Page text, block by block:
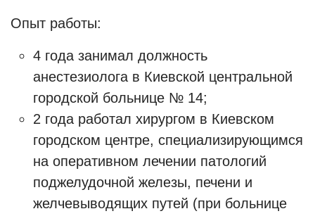
Опыт работы:
4 года занимал должность
анестезиолога в Киевской центральной
городской больнице № 14;
2 года работал хирургом в Киевском
городском центре, специализирующимся
на оперативном лечении патологий
поджелудочной железы, печени и
желчевыводящих путей (при больнице